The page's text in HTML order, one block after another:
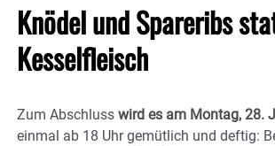
Knödel undSpareribs
Kesselfleisch
Zum Abschluss wird es am Montag, 28.
einmal ab 18 Uhr gemütlich und deftig: